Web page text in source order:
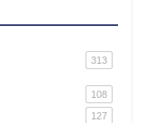
313
108
127